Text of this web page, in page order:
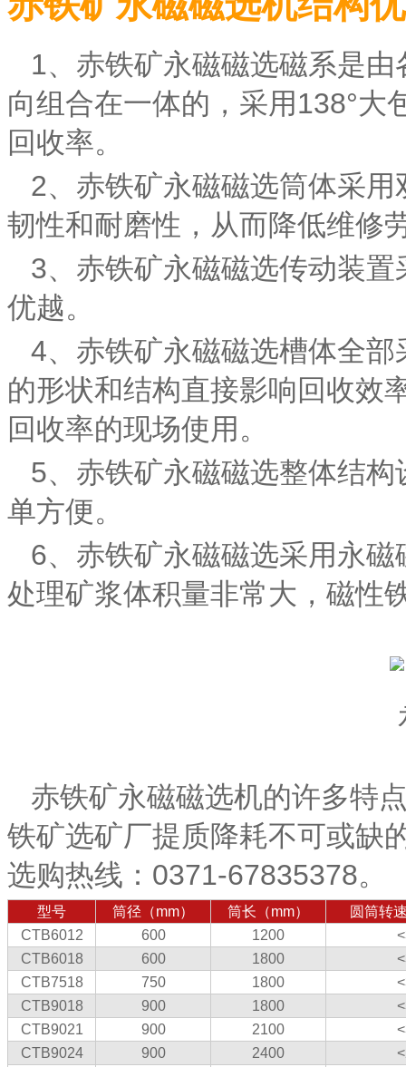
1、赤铁矿永磁磁选磁系
向组合在一体的，采用138°
回收率。
2、赤铁矿永磁磁选筒体采
韧性和耐磨性，从而降低维修劳
3、赤铁矿永磁磁选传动装
优越。
4、赤铁矿永磁磁选槽体全
的形状和结构直接影响回收效率
回收率的现场使用。
5、赤铁矿永磁磁选整体结
单方便。
6、赤铁矿永磁磁选采用永磁磁
处理矿浆体积量非常大，磁性铁
赤铁矿永磁磁选机的许多特点
铁矿选矿厂提质降耗不可或缺的
选购热线：0371-67835378。
型号 筒径（mm） 筒长（mm）
圆筒转
CTB6012
600 1200
CTB6018
600 1800
CTB7518
750 1800
CTB9018
900 1800
CTB9021
900 2100
CTB9024
900 2400